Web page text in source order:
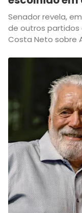
Senador revela,
de outros
Costa Neto sobre